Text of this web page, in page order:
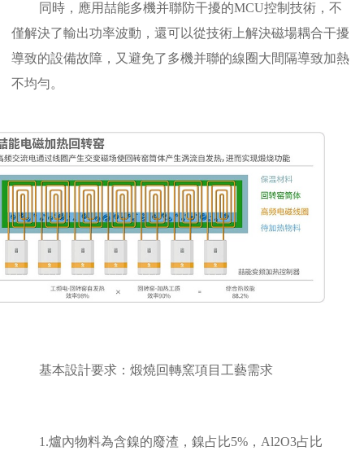
同時，應用喆能多機并聯防干擾的MCU控制技術，不
僅解決了輸出功率波動，還可以從技術上解決磁場耦合干擾
導致的設備故障，又避免了多機并聯的線圈大間隔導致加熱
不均勻。
基本設計要求：煅燒回轉窯項目工藝需求
1.爐內物料為含鎳的廢渣，鎳占比5%，Al2O3占比